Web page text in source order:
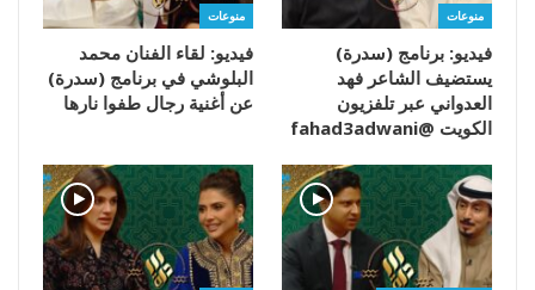
منوعات
فيديو: برنامج (سدرة)
يستضيف الشاعر فهد
العدواني عبر تلفزيون
الكويت @fahad3adwani
منوعات
فيديو: لقاء الفنان محمد
البلوشي في برنامج (سدرة)
عن أغنية رجال طفوا نارها